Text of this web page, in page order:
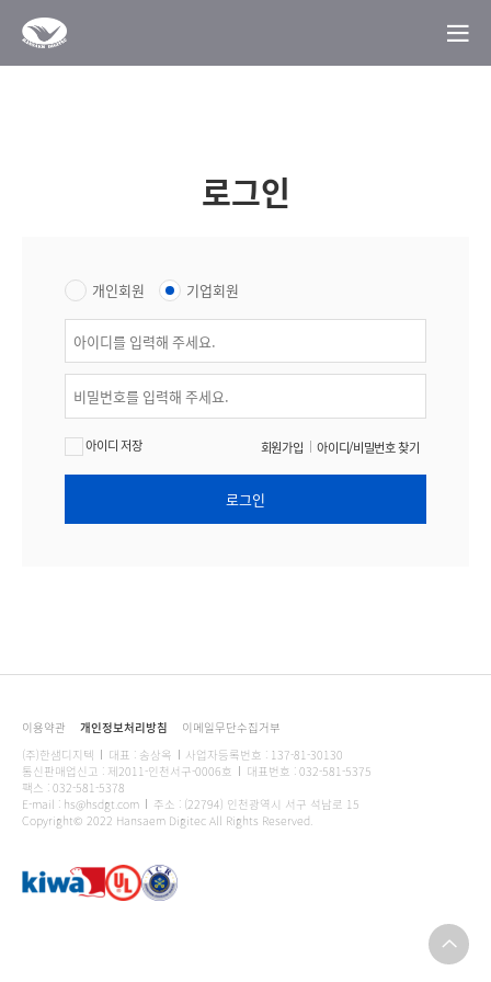
로그인
개인회원 기업회원
아이디 저장 회원가입 아이디/비밀번호 찾기
이용약관 개인정보처리방침
이메일무단수집거부
(주)한샘디지텍
대표 : 송상옥
사업자등록번호 : 137-81-30130
통신판매업신고 : 제2011-인천서구-0006호
대표번호 : 032-581-5375
팩스 : 032-581-5378
E-mail : hs@hsdgt.com
주소 : (22794) 인천광역시 서구 석남로 15
Copyright© 2022 Hansaem Digitec All Rights Reserved.